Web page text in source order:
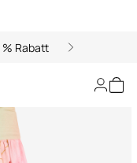
% Rabatt